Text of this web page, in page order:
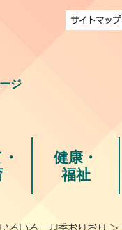
ジ
サイトマップ
健康・
福祉